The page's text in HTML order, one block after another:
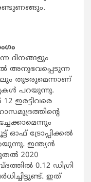
ദിനങ്ങളും
അനുഭവപ്പെടുന്ന
തുടരുമെന്നാണ്
പറയുന്നു.
ഇരട്ടിവരെ
ഓഫ് ട്രോപ്പിക്കല്‍
ഇന്ത്യന്‍
2020
0.12 ഡിഗ്രി
ഇത്